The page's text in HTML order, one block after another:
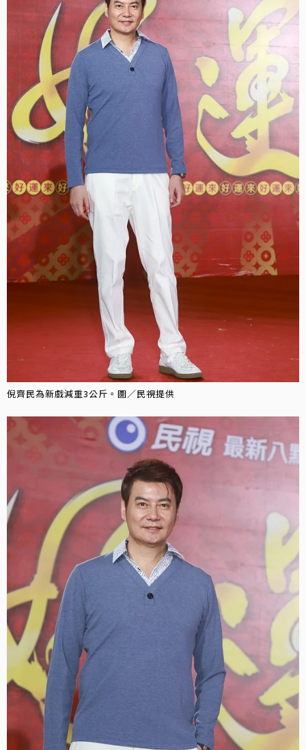
倪齊民為新戲減重3公斤。圖／民視提供